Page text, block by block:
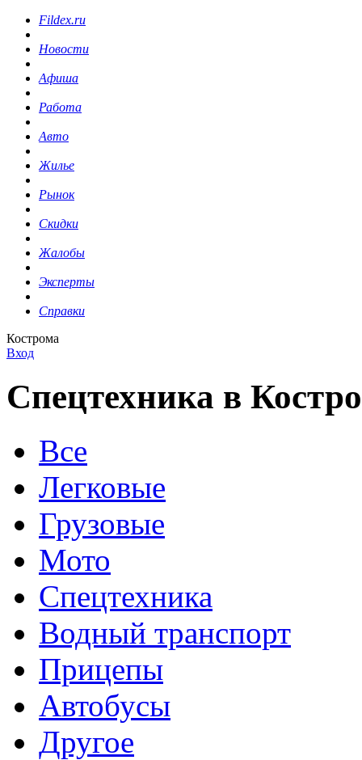
Fildex.ru
Новости
Афиша
Работа
Авто
Жилье
Рынок
Скидки
Жалобы
Эксперты
Справки
Кострома
Вход
Спецтехника в
Все
Легковые
Грузовые
Мото
Спецтехника
Водный транспорт
Прицепы
Автобусы
Другое